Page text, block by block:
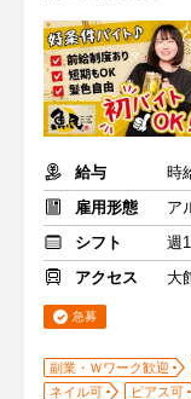
給与
雇用形態
ア
シフト
週
アクセス
大
急募
副業・Ｗワーク歓迎
ネイル可
ピアス可